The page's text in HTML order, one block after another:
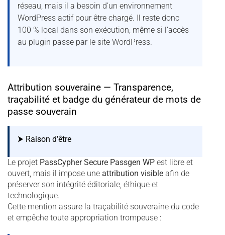
réseau, mais il a besoin d’un environnement
WordPress actif pour être chargé. Il reste donc
100 % local dans son exécution, même si l’accès
au plugin passe par le site WordPress.
Attribution souveraine — Transparence,
traçabilité et badge du générateur de mots de
passe souverain
⮞ Raison d’être
Le projet PassCypher Secure Passgen WP est libre et
ouvert, mais il impose une attribution visible afin de
préserver son intégrité éditoriale, éthique et
technologique.
Cette mention assure la traçabilité souveraine du code
et empêche toute appropriation trompeuse :